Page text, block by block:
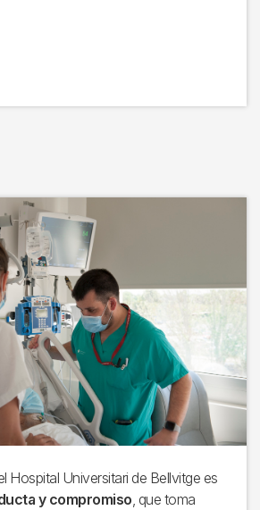
Hospital Universitari de Bellvitge es
y compromiso , que toma